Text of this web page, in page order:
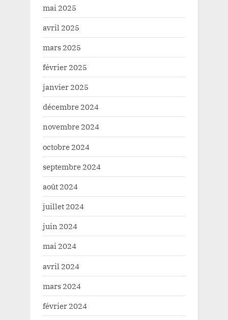
mai 2025
avril 2025
mars 2025
février 2025
janvier 2025
décembre 2024
novembre 2024
octobre 2024
septembre 2024
août 2024
juillet 2024
juin 2024
mai 2024
avril 2024
mars 2024
février 2024